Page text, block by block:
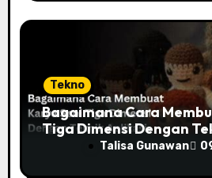
Tekno
Bagaimana Cara
Tiga Dimensi Dengan
Talisa Gunawan